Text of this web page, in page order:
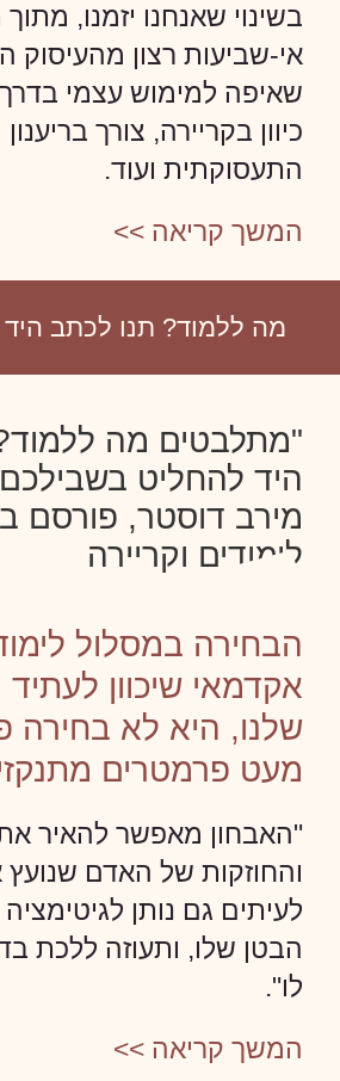
בשינוי שאנחנו יזמנו,
אי-שביעות רצון מהעיסוק
שאיפה למימוש עצמי בדרך
כיוון בקריירה, צורך
התעסוקתית ועוד.
המשך קריאה >>
מה ללמוד? תנו לכתב
"מתלבטים מה
היד להחליט
לימודים וקריירה
הבחירה במסלול
אקדמאי שיכוון
שלנו, היא לא בחירה
מעט פרמטרים
"האבחון מאפשר להאיר
והחוזקות של האדם שנועץ
לעיתים גם נותן
הבטן שלו, ותעוזה ללכת
לו".
המשך קריאה >>